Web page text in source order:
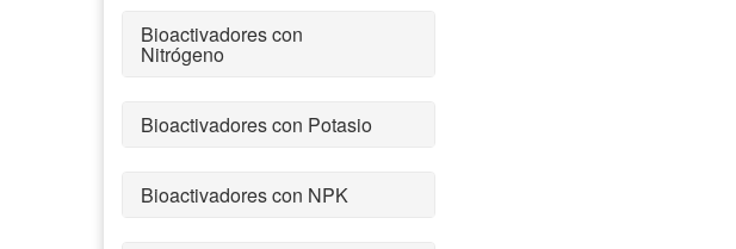
Bioactivadores con
Nitrógeno
Bioactivadores con Potasio
Bioactivadores con NPK